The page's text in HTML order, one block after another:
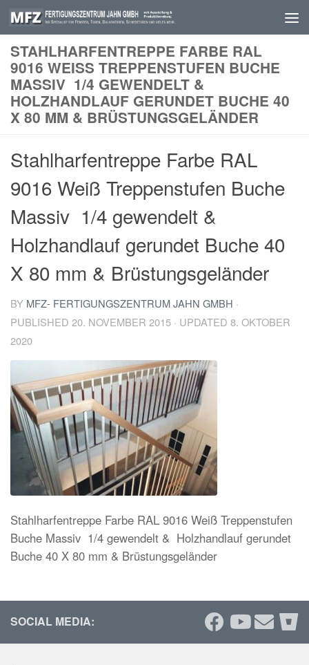
Skip to content
STAHLHARFENTREPPE FARBE RAL
9016 WEISS TREPPENSTUFEN BUCHE M
ASSIV 1/4 GEWENDELT & H
OLZHANDLAUF GERUNDET BUCHE 40 X
80 MM & BRÜSTUNGSGELÄNDER
Stahlharfentreppe Farbe RAL
9016 Weiß Treppenstufen Buche
Massiv 1/4 gewendelt &
Holzhandlauf gerundet Buche 40
X 80 mm & Brüstungsgeländer
BY MFZ- FERTIGUNGSZENTRUM JAHN GMBH ·
PUBLISHED 20. NOVEMBER 2015 · UPDATED 8. OKTOBER
2020
Stahlharfentreppe Farbe RAL 9016 Weiß Treppenstufen
Buche Massiv 1/4 gewendelt & Holzhandlauf gerundet
Buche 40 X 80 mm & Brüstungsgeländer
SOCIAL MEDIA: